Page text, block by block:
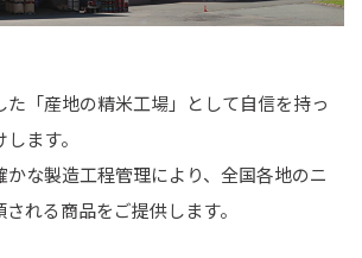
「産地の精米工場」として自信を持っ
ます。
な製造工程管理により、全国各地のニ
れる商品をご提供します。